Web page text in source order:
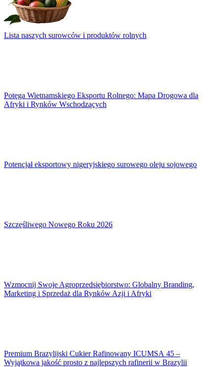
Lista naszych surowców i produktów rolnych
Potęga Wietnamskiego Eksportu Rolnego: Mapa Drogowa dla
Afryki i Rynków Wschodzących
Potencjał eksportowy nigeryjskiego surowego oleju sojowego
Szczęśliwego Nowego Roku 2026
Wzmocnij Swoje Agroprzedsiębiorstwo: Globalny Branding,
Marketing i Sprzedaż dla Rynków Azji i Afryki
Premium Brazylijski Cukier Rafinowany ICUMSA 45 –
Wyjątkowa jakość prosto z najlepszych rafinerii w Brazylii